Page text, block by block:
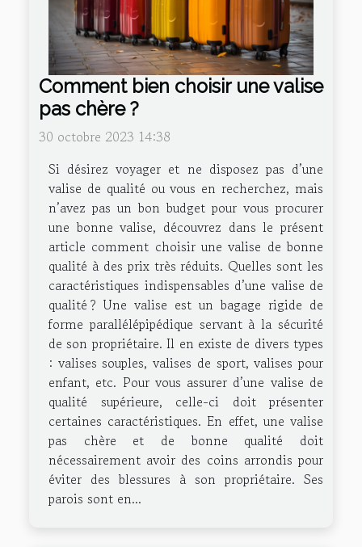
Comment bien choisir une valise
pas chère ?
30 octobre 2023 14:38
Si désirez voyager et ne disposez pas d’une
valise de qualité ou vous en recherchez, mais
n’avez pas un bon budget pour vous procurer
une bonne valise, découvrez dans le présent
article comment choisir une valise de bonne
qualité à des prix très réduits. Quelles sont les
caractéristiques indispensables d’une valise de
qualité ? Une valise est un bagage rigide de
forme parallélépipédique servant à la sécurité
de son propriétaire. Il en existe de divers types
: valises souples, valises de sport, valises pour
enfant, etc. Pour vous assurer d’une valise de
qualité supérieure, celle-ci doit présenter
certaines caractéristiques. En effet, une valise
pas chère et de bonne qualité doit
nécessairement avoir des coins arrondis pour
éviter des blessures à son propriétaire. Ses
parois sont en...